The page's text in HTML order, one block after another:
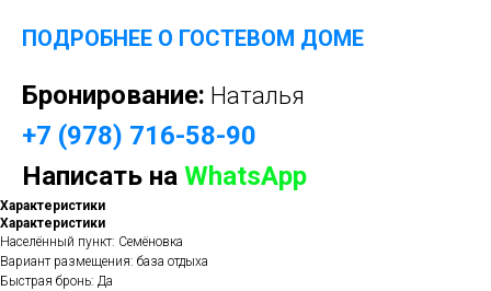
ПОДРОБНЕЕ О ГОСТЕВОМ ДОМЕ
Бронирование: Наталья
+7 (978) 716-58-90
Написать на WhatsApp
Характеристики
Характеристики
Населённый пункт: Семёновка
Вариант размещения: база отдыха
Быстрая бронь: Да